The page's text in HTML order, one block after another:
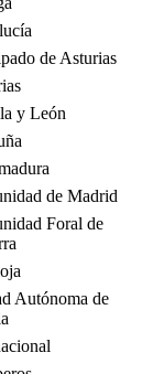
de Asturias
y León
de Madrid
Foral de
Autónoma de